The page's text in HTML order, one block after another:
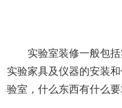
实验室装修一般包括实验
实验家具及仪器的安装和
验室，什么东西有什么